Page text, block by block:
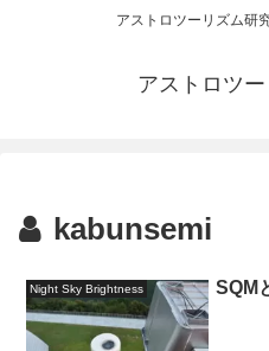
アストロツーリズム研
アストロツ
kabunsemi
Night Sky Brightness SQM